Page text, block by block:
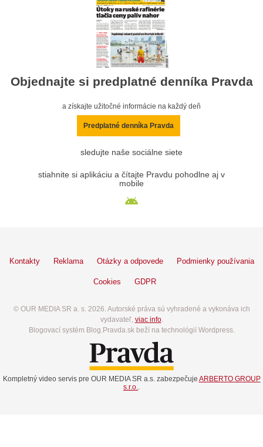
Objednajte si predplatné denníka Pravda
a získajte užitočné informácie na každý deň
Predplatné denníka Pravda
sledujte naše sociálne siete
stiahnite si aplikáciu a čítajte Pravdu pohodlne aj v
mobile
Kontakty Reklama Otázky a odpovede Podmienky používania
Cookies GDPR
© OUR MEDIA SR a. s. 2026. Autorské práva sú vyhradené a vykonáva ich
vydavateľ, viac info.
Blogovací systém Blog.Pravda.sk beží na technológií Wordpress.
Kompletný video servis pre OUR MEDIA SR a.s. zabezpečuje ARBERTO GROUP
s.r.o..